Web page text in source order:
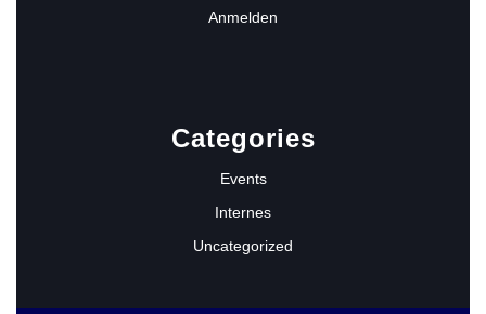
Anmelden
Categories
Events
Internes
Uncategorized